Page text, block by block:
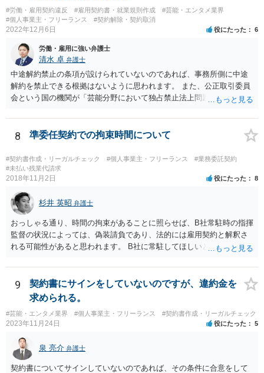
#労働・雇用契約違反 #雇用契約書・就業規則作成
#芸能・エンタメ業界
#個人事業主・フリーランス
#契約解除・契約取消
2022年12月6日 役にたった 6
労働・雇用に強い弁護士
清水 卓 弁護士
中途解約禁止の条項が設けられていないのであれば、事務所側に中途
解約を禁止できる根拠はないように思われます。 また、公正取引委員
会という国の機関が「芸能分野において独占禁止法上問題となり得る
活動を⾏えない旨の義務を課し，⼜は移籍・独⽴した場合には芸能活
動を妨害する旨⽰唆して，移籍・独⽴を諦めさせること（優越的地位
る可能性があり、あなたのケースでも、独占禁止法上問題となり得ま
す。 ただし、「※これら⾏為が実際に独占禁⽌法違反となるかどうか
は，具体的態様に照らして個別に判断されることとなる。例えば，優
越的地位の濫⽤に関して，不当に不利益を与えるか否かは，課される
義務等の内容や期間が⽬的に照らして過⼤であるか，与える不利益の
程度，代償措置の有無やその⽔準，あらかじめ⼗分な協議が⾏われた
か等を考慮の上，個別具体的に判断される」という指摘もなされてい
るので、ご事案に応じ、挙げられている事情を具体的に検討して行く
必要があります。 なお、退所等で事務所側と揉めるようであれば、弁
組」（令和元年９月２５日 公正取引委員会）６頁 https://www.jftc.g
o.jp/houdou/kouenkai/190925kondan_file/siryou2.pdf
8 準委任契約での拘束時間について
#契約書作成・リーガルチェック #個人事業主・フリーランス
#業務委託契約
#未払い残業代請求
2018年11月2日 役にたった 8
杉井 英昭 弁護士
おっしゃる通り、時間の拘束があることに照らせば、B社常駐時の指揮
監督の状況によっては、偽装請負であり、法的には雇用契約と解釈さ
れる可能性があると思われます。 B社に常駐してほしいと先方が求め
ば、折衷的な提案として、「突発的な質問に対応できるように、基本
的には１０時〜１９時はできるだけB社にいるよう努力はします。た
だ、他の仕事もありますので、必ずその条件を守れるとは限りません
し、B社常駐時であっても本件以外の仕事もさせてもらうことになりま
す。」というものが考えられます。 その提案すら断られるようであれ
ば、ちょっと危険な会社だというシグナルと考えるべきでしょう。
9
契約書にサインをしていないのですが、違約金を
求められる。
#芸能・エンタメ業界 #個人事業主・フリーランス #契約書作成・リーガルチェック
2023年11月24日 役にたった 5
泉 亮介 弁護士
契約書についてサインしていないのであれば、その条件に合意をして